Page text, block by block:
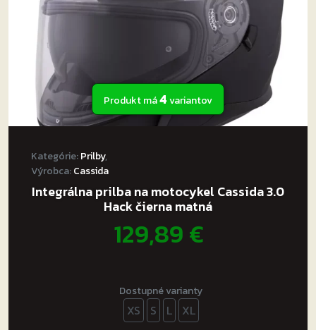
stránke
produktu.
Produkt má4variantov
Kategórie:Prilby,
Výrobca:Cassida
Integrálna prilba na motocykel Cassida 3.0
Hack čierna matná
129,89€
Dostupné varianty
XS S L XL